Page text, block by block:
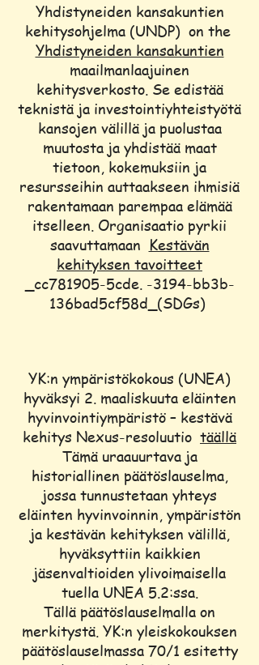
Yhdistyneiden kansakuntien
kehitysohjelma (UNDP) on the
Yhdistyneiden kansakuntien
maailmanlaajuinen
kehitysverkosto. Se edistää
teknistä ja investointiyhteistyötä
kansojen välillä ja puolustaa
muutosta ja yhdistää maat
tietoon, kokemuksiin ja
resursseihin auttaakseen ihmisiä
rakentamaan parempaa elämää
itselleen. Organisaatio pyrkii
saavuttamaan Kestävän
kehityksen tavoitteet
_cc781905-5cde. -3194-bb3b-
136bad5cf58d_(SDGs)
YK:n ympäristökokous (UNEA)
hyväksyi 2. maaliskuuta eläinten
hyvinvointiympäristö – kestävä
kehitys Nexus-resoluutio täällä
Tämä uraauurtava ja
historiallinen päätöslauselma,
jossa tunnustetaan yhteys
eläinten hyvinvoinnin, ympäristön
ja kestävän kehityksen välillä,
hyväksyttiin kaikkien
jäsenvaltioiden ylivoimaisella
tuella UNEA 5.2:ssa.
Tällä päätöslauselmalla on
merkitystä. YK:n yleiskokouksen
päätöslauselmassa 70/1 esitetty